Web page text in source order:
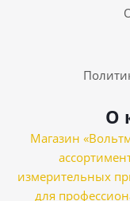
О
Магазин
измерительных
для